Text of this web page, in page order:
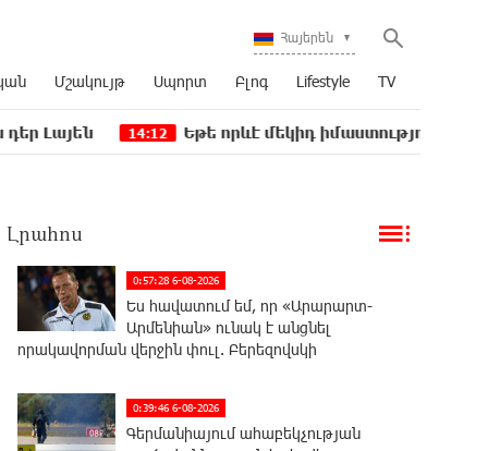
Հայերեն
Մշակույթ Սպորտ Բլոգ Lifestyle TV
14:12 Եթե որևէ մեկիդ իմաստություն է
Լրահոս
0:57:28 6-08-2026
Ես հավատում եմ, որ «Արարարտ-
Արմենիան» ունակ է անցնել
որակավորման վերջին փուլ. Բերեզովսկի
0:39:46 6-08-2026
Գերմանիայում ահաբեկչության